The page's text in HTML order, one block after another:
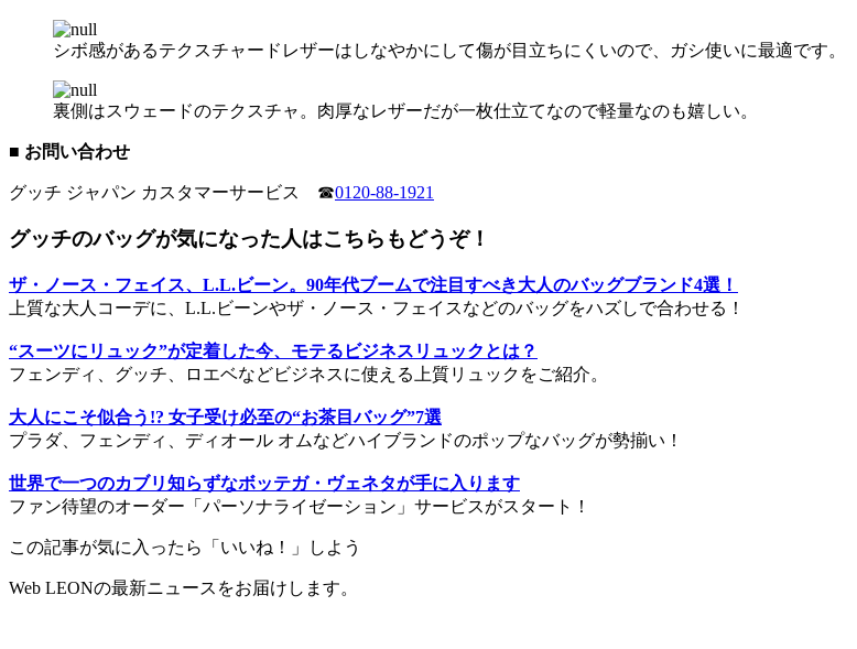
シボ感があるテクスチャードレザーはしなやかにして傷が目立ちにくいので、ガシ使いに最適です。
裏側はスウェードのテクスチャ。肉厚なレザーだが一枚仕立てなので軽量なのも嬉しい。
■ お問い合わせ
グッチ ジャパン カスタマーサービス ☎0120-88-1921
グッチのバッグが気になった人はこちらもどうぞ！
ザ・ノース・フェイス、L.L.ビーン。90年代ブームで注目すべき大人のバッグブランド4選！
上質な大人コーデに、L.L.ビーンやザ・ノース・フェイスなどのバッグをハズしで合わせる！
“スーツにリュック”が定着した今、モテるビジネスリュックとは？
フェンディ、グッチ、ロエベなどビジネスに使える上質リュックをご紹介。
大人にこそ似合う!? 女子受け必至の“お茶目バッグ”7選
プラダ、フェンディ、ディオール オムなどハイブランドのポップなバッグが勢揃い！
世界で一つのカブリ知らずなボッテガ・ヴェネタが手に入ります
ファン待望のオーダー「パーソナライゼーション」サービスがスタート！
この記事が気に入ったら「いいね！」しよう
Web LEONの最新ニュースをお届けします。